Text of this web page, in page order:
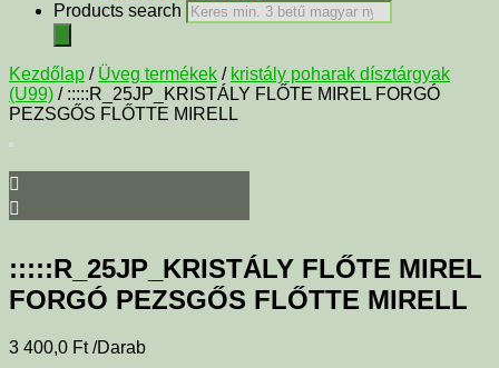
Products search
Kezdőlap / Üveg termékek / kristály poharak dísztárgyak
(U99) / :::::R_25JP_KRISTÁLY FLŐTE MIREL FORGÓ
PEZSGŐS FLŐTTE MIRELL
:::::R_25JP_KRISTÁLY FLŐTE MIREL
FORGÓ PEZSGŐS FLŐTTE MIRELL
3 400,0 Ft /Darab